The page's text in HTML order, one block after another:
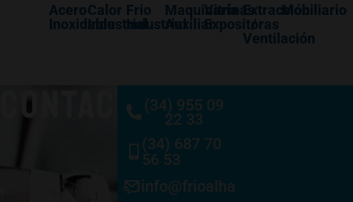
Acero
Inoxidable
Calor
Industrial
Frio
Industrial
Maquinaría
Auxiliar
Vitrinas
Expositoras
Extracción
/
Ventilación
Mobiliario
CONTACTO(34) 955 09
22 33
(34) 687 70
56 53
info@frioalhambra.com